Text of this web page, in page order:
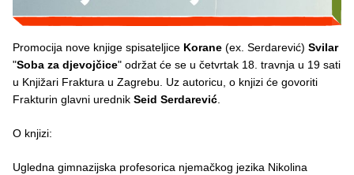
Promocija nove knjige spisateljice Korane (ex. Serdarević) Svilar
"Soba za djevojčice" održat će se u četvrtak 18. travnja u 19 sati
u Knjižari Fraktura u Zagrebu. Uz autoricu, o knjizi će govoriti
Frakturin glavni urednik Seid Serdarević.
O knjizi:
Ugledna gimnazijska profesorica njemačkog jezika Nikolina